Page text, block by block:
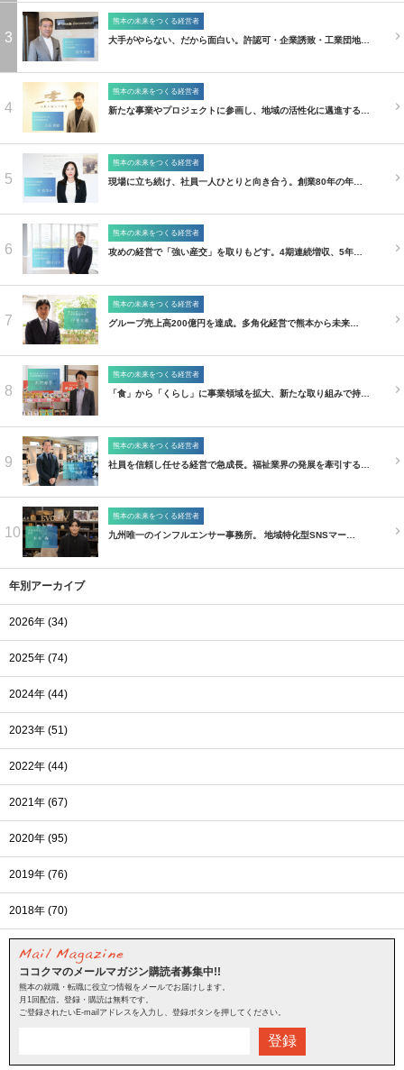
3
熊本の未来をつくる経営者
大手がやらない、だから面白い。許認可・企業誘致・工業団地…
4
熊本の未来をつくる経営者
新たな事業やプロジェクトに参画し、地域の活性化に邁進する…
5
熊本の未来をつくる経営者
現場に立ち続け、社員一人ひとりと向き合う。創業80年の年…
6
熊本の未来をつくる経営者
攻めの経営で「強い産交」を取りもどす。4期連続増収、5年…
7
熊本の未来をつくる経営者
グループ売上高200億円を達成。多角化経営で熊本から未来…
8
熊本の未来をつくる経営者
「食」から「くらし」に事業領域を拡大、新たな取り組みで持…
9
熊本の未来をつくる経営者
社員を信頼し任せる経営で急成長。福祉業界の発展を牽引する…
10
熊本の未来をつくる経営者
九州唯一のインフルエンサー事務所。 地域特化型SNSマー…
年別アーカイブ
2026年 (34)
2025年 (74)
2024年 (44)
2023年 (51)
2022年 (44)
2021年 (67)
2020年 (95)
2019年 (76)
2018年 (70)
ココクマのメールマガジン購読者募集中!!
熊本の就職・転職に役立つ情報をメールでお届けします。
月1回配信。登録・購読は無料です。
ご登録されたいE-mailアドレスを入力し、登録ボタンを押してください。
登録